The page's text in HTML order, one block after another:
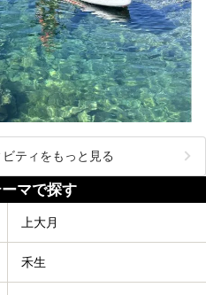
ティをもっと見る
マで探す
上大月
禾生